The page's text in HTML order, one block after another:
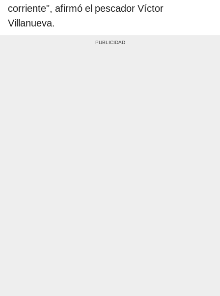
corriente", afirmó el pescador Víctor
Villanueva.